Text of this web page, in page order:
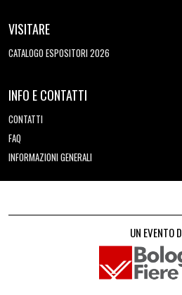
VISITARE
CATALOGO ESPOSITORI 2026
INFO E CONTATTI
CONTATTI
FAQ
INFORMAZIONI GENERALI
UN EVENTO